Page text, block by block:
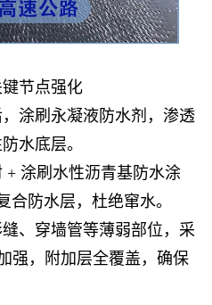
节点强化
涂刷永凝液防水剂，渗透
水底层。
+ 涂刷水性沥青基防水涂
合防水层，杜绝窜水。
、穿墙管等薄弱部位，采
强，附加层全覆盖，确保